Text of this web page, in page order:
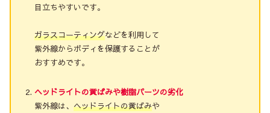
目立ちやすいです。
ガラスコーティングなどを利用して
紫外線からボディを保護することが
おすすめです。
ヘッドライトの黄ばみや樹脂パーツの劣化
紫外線は、 ヘッドライトの黄ばみや